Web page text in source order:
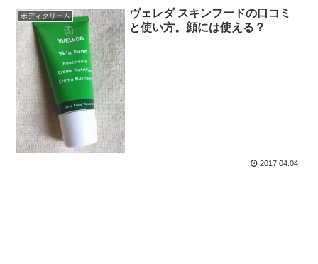
ボディクリーム
ヴェレダ スキンフードの口コミ
と使い方。顔には使える？
2017.04.04